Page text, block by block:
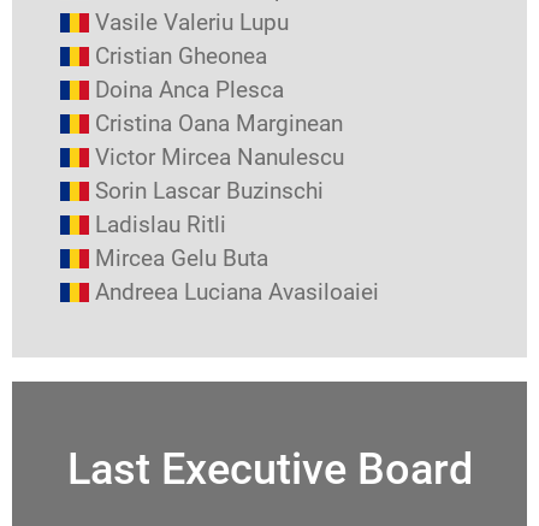
Vasile Valeriu Lupu
Cristian Gheonea
Doina Anca Plesca
Cristina Oana Marginean
Victor Mircea Nanulescu
Sorin Lascar Buzinschi
Ladislau Ritli
Mircea Gelu Buta
Andreea Luciana Avasiloaiei
Last Executive Board